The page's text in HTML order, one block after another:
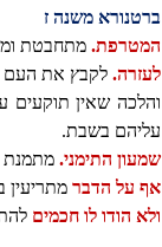
ברטנורא משנה ז
המטרפת. מתחבטת
לעזרה. לקבץ את העם
והלכה שאין תוקעים
עליהם בשבת.
שמעון התימני. מתמנת
אף על הדבר
ולא הודו לו חכמים